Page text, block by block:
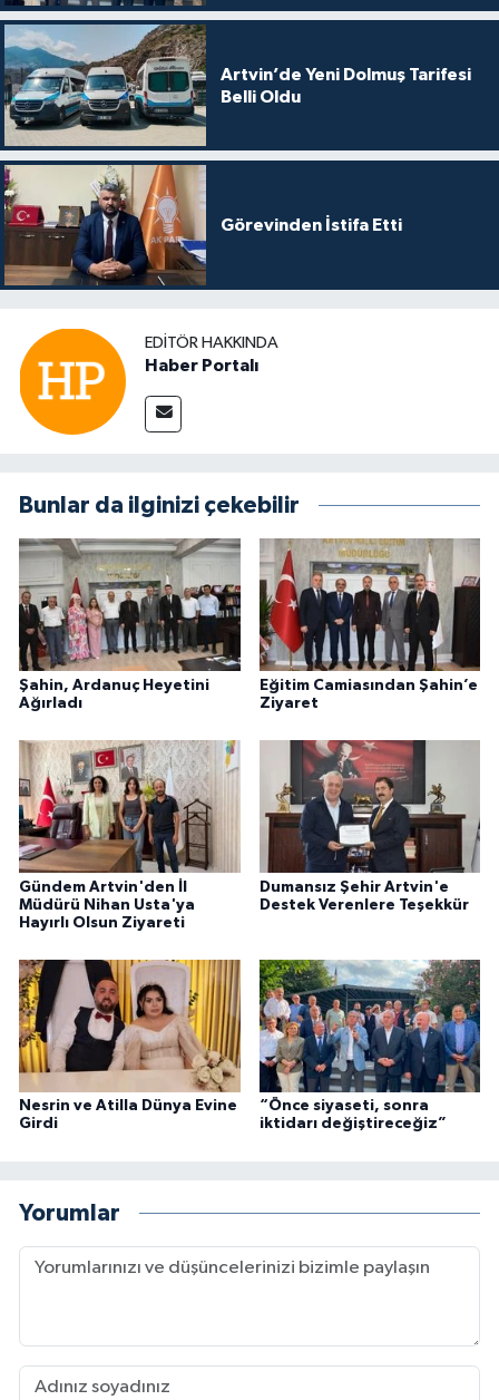
Artvin’de Yeni Dolmuş Tarifesi
Belli Oldu
Görevinden İstifa Etti
EDITÖR HAKKINDA
Haber Portalı
Bunlar da ilginizi çekebilir
Şahin, Ardanuç Heyetini
Ağırladı
Eğitim Camiasından Şahin’e
Ziyaret
Gündem Artvin'den İl
Müdürü Nihan Usta'ya
Hayırlı Olsun Ziyareti
Dumansız Şehir Artvin'e
Destek Verenlere Teşekkür
Nesrin ve Atilla Dünya Evine
Girdi
“Önce siyaseti, sonra
iktidarı değiştireceğiz”
Yorumlar